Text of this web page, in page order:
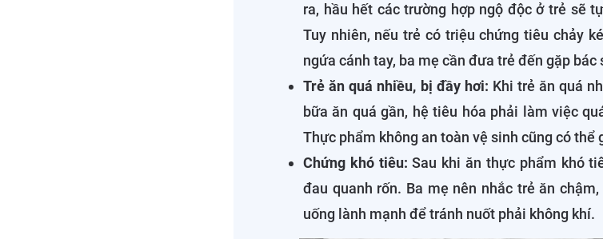
ra, hầu hết các trường hợp ngộ độc ở trẻ sẽ
Tuy nhiên, nếu trẻ có triệu chứng tiêu chảy
ngứa cánh tay, ba mẹ cần đưa trẻ đến gặp bác
Trẻ ăn quá nhiều, bị đầy hơi: Khi trẻ ăn quá
bữa ăn quá gần, hệ tiêu hóa phải làm việc
Thực phẩm không an toàn vệ sinh cũng có thể
Chứng khó tiêu: Sau khi ăn thực phẩm khó
đau quanh rốn. Ba mẹ nên nhắc trẻ ăn
uống lành mạnh để tránh nuốt phải không khí.